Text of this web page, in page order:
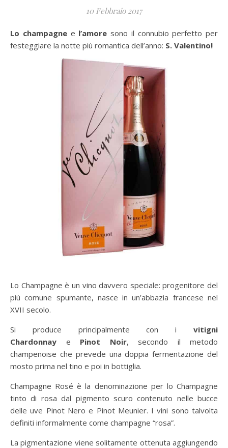
10 Febbraio 2017
Lo champagnee l’amore sono il connubio perfetto per
festeggiare la notte più romantica dell’anno: S. Valentino!
Lo Champagne è un vino davvero speciale: progenitore del
più comune spumante, nasce in un’abbazia francese nel
XVII secolo.
Si produce principalmente con i vitigni
Chardonnay e Pinot Noir, secondo il metodo
champenoise che prevede una doppia fermentazione del
mosto prima nel tino e poi in bottiglia.
Champagne Rosé è la denominazione per lo Champagne
tinto di rosa dal pigmento scuro contenuto nelle bucce
delle uve Pinot Nero e Pinot Meunier. I vini sono talvolta
definiti informalmente come champagne “rosa”.
La pigmentazione viene solitamente ottenuta aggiungendo